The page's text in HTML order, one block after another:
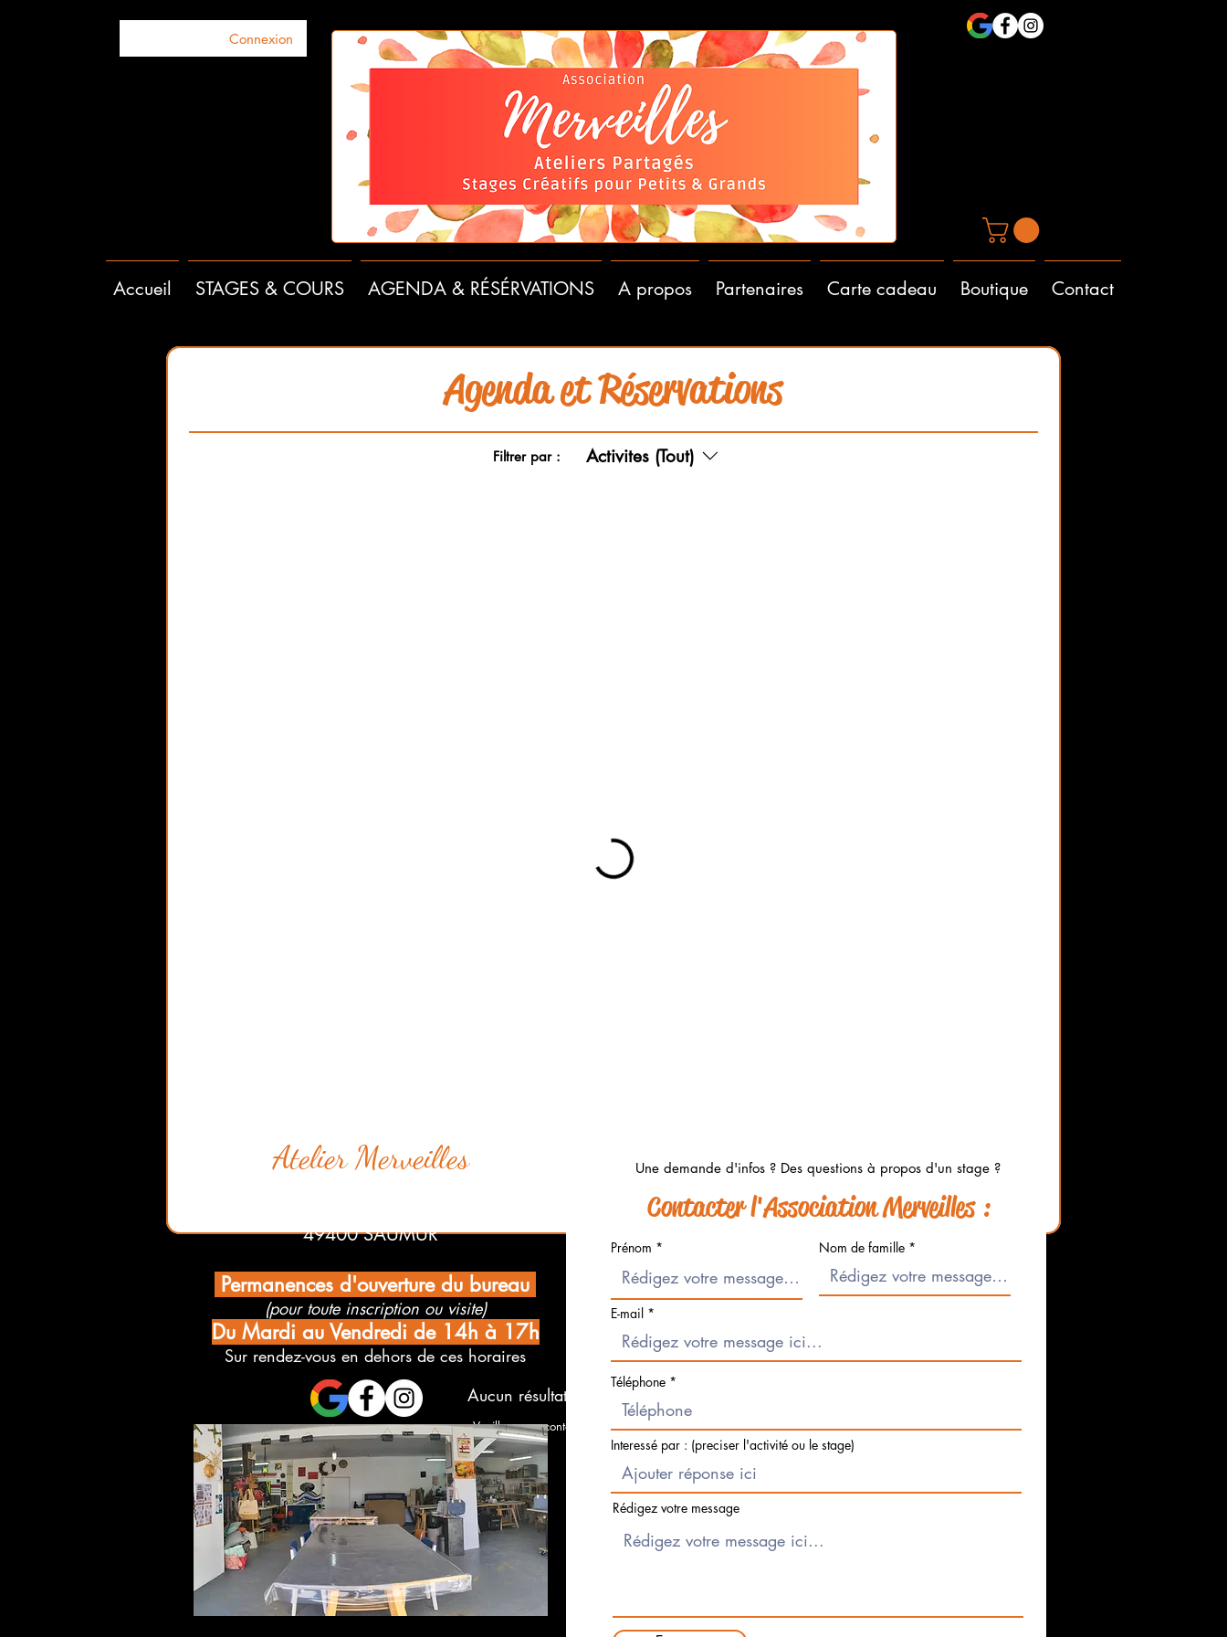
Connexion
Accueil STAGES & COURS AGENDA & RÉSÉRVATIONS A propos Partenaires Carte cadeau Boutique Contact
Agenda et Réservations
Filtrer par : Activites (Tout)
Aucun résultat trouvé pour votre recherche
Veuillez nous contacter, ou consultez nos autres services
Atelier Merveilles
49400 SAUMUR
Permanences d'ouverture du bureau
(pour toute inscription ou visite)
Du Mardi au Vendredi de 14h à 17h
Sur rendez-vous en dehors de ces horaires
Une demande d'infos ? Des questions à propos d'un stage ?
Contacter l'Association Merveilles :
Prénom Nom de famille
E-mail
Téléphone
Interessé par : (preciser l'activité ou le stage)
Rédigez votre message